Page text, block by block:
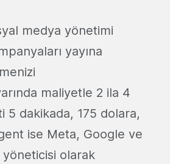
medya yönetimi
yayına
maliyetle 2 ila 4
5 dakikada, 175 dolara,
ise Meta, Google ve
olarak